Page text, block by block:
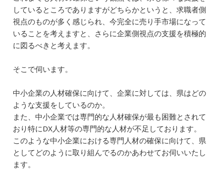
しているところでありますがどちらかというと、求職者側
視点のものが多く感じられ、今完全に売り手市場になって
いることを考えますと、さらに企業側視点の支援を積極的
に図るべきと考えます。
そこで伺います。
中小企業の人材確保に向けて、企業に対しては、県はどの
ような支援をしているのか。
また、中小企業では専門的な人材確保が最も困難とされて
おり特にDX人材等の専門的な人材が不足しております。
このような中小企業における専門人材の確保に向けて、県
としてどのように取り組んでるのかあわせてお伺いいたし
ます。